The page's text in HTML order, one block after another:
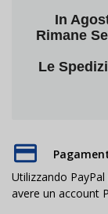
In
Rimane
Le
Utilizzando
avere un account